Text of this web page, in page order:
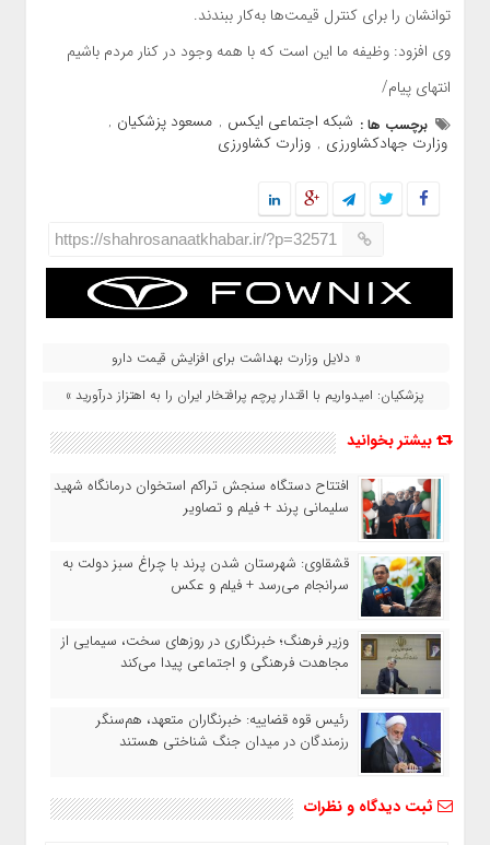
توانشان را برای کنترل قیمت‌ها به‌کار ببندند.
وی افزود: وظیفه ما این است که با همه وجود در کنار مردم باشیم
انتهای پیام/
برچسب ها : شبکه اجتماعی ایکس , مسعود پزشکیان ,
وزارت جهادکشاورزی , وزارت کشاورزی
https://shahrosanaatkhabar.ir/?p=32571
« دلایل وزارت بهداشت برای افزایش قیمت دارو
پزشکیان: امیدواریم با اقتدار پرچم پرافتخار ایران را به اهتزاز درآورید »
بیشتر بخوانید
افتتاح دستگاه سنجش تراکم استخوان درمانگاه شهید
سلیمانی پرند + فیلم و تصاویر
قشقاوی: شهرستان شدن پرند با چراغ سبز دولت به
سرانجام می‌رسد + فیلم و عکس
وزیر فرهنگ؛ خبرنگاری در روزهای سخت، سیمایی از
مجاهدت فرهنگی و اجتماعی پیدا می‌کند
رئیس قوه قضاییه: خبرنگاران متعهد، هم‌سنگر
رزمندگان در میدان جنگ شناختی هستند
ثبت دیدگاه و نظرات